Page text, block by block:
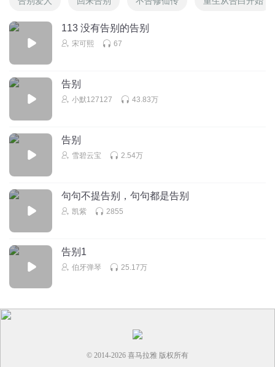
113 没有告别的告别
宋可熙 67
告别
小默127127 43.83万
告别
雪碧云宝 2.54万
句句不提告别，句句都是告别
凯紫 2855
告别1
伯牙弹琴 25.17万
© 2014-2026 喜马拉雅 版权所有